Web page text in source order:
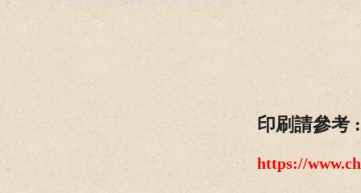
印刷請參考 :
https://